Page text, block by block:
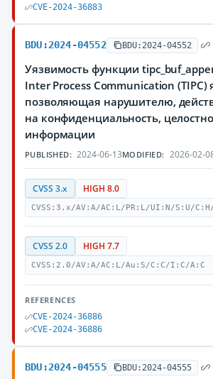
CVE-2024-36883
BDU:2024-04552 BDU:2024-04552
Уязвимость функции
Inter Process Communication
позволяющая нарушителю,
на конфиденциальность,
информации
PUBLISHED: 2024-06-13MODIFIED: 2026-02-
CVSS 3.x HIGH 8.0
CVSS:3.x/AV:A/AC:L/PR:L/UI:N/S:U/
CVSS 2.0 HIGH 7.7
CVSS:2.0/AV:A/AC:L/Au:S/C:C/I:C/A:C
REFERENCES
CVE-2024-36886
CVE-2024-36886
BDU:2024-04555 BDU:2024-04555